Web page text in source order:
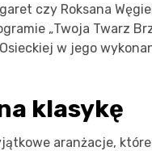
czy Roksana
„Twoja Twarz
w jego
klasykę
aranżacje,